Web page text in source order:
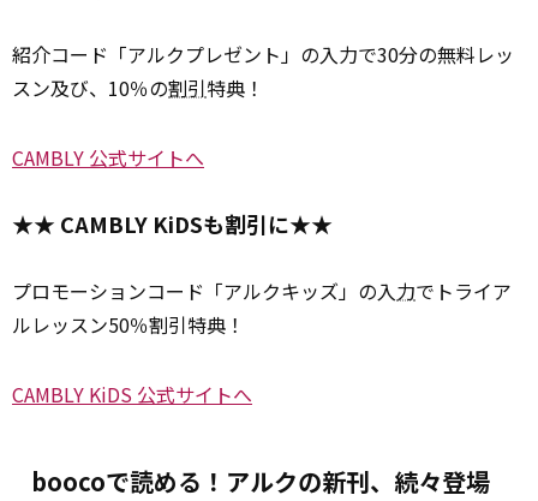
紹介コード「アルクプレゼント」の入力で30分の無料レッ
スン及び、10％の割引特典！
CAMBLY 公式サイトへ
★★ CAMBLY KiDSも割引に★★
プロモーションコード「アルクキッズ」の入力でトライア
ルレッスン50％割引特典！
CAMBLY KiDS 公式サイトへ
boocoで読める！アルクの新刊、続々登場